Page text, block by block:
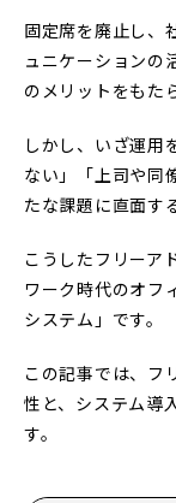
固定席を廃止し、
ュニケーションの
のメリットをもた
しかし、いざ運用
ない」「上司や同
たな課題に直面す
こうしたフリーア
ワーク時代のオフ
システム」です。
この記事では、フ
性と、システム導
す。